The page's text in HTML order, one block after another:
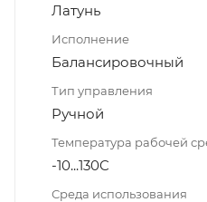
Латунь
Исполнение
Балансировочный
Тип управления
Ручной
Температура рабочей
-10...130C
Среда использования